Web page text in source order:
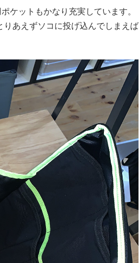
ケットもかなり充実しています。
あえずソコに投げ込んでしまえば